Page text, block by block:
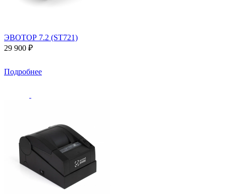
ЭВОТОР 7.2 (ST721)
29 900 ₽
Подробнее